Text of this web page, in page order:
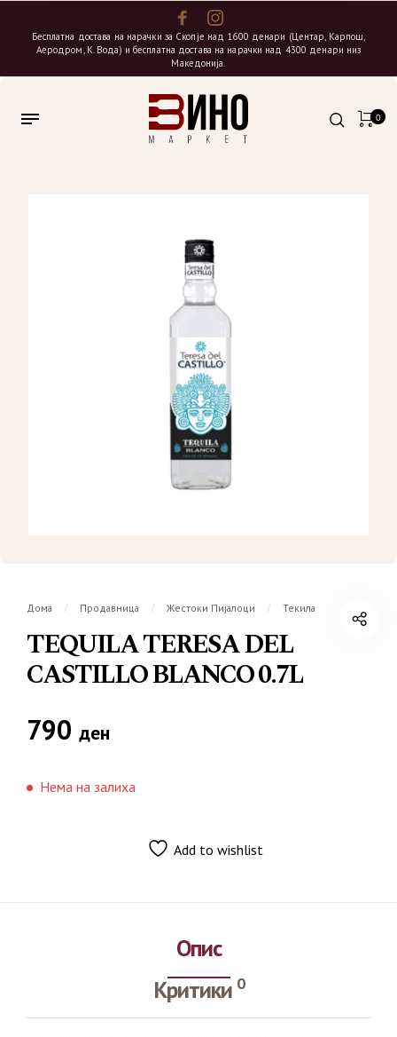
Бесплатна достава на нарачки за Скопје над 1600 денари (Центар, Карпош,
Аеродром, К. Вода) и бесплатна достава на нарачки над 4300 денари низ
Македонија.
0
Дома / Продавница / Жестоки Пијалоци / Текила
TEQUILA TERESA DEL
CASTILLO BLANCO 0.7L
790 ден
Нема на залиха
Add to wishlist
Опис
Критики 0